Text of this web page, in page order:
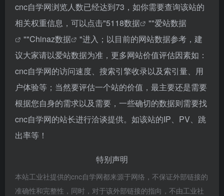
cnc自学网浏览人数已经达到73，如你需要查询该站的
相关权重信息，可以点击"5118数据 ""爱站数据
""Chinaz数据
"进入；以目前的网站数据参考，建
议大家请以爱站数据为准，更多网站价值评估因素如：
cnc自学网的访问速度、搜索引擎收录以及索引量、用
户体验等；当然要评估一个站的价值，最主要还是需要
根据您自身的需求以及需要，一些确切的数据则需要找
cnc自学网的站长进行洽谈提供。如该站的IP、PV、跳
出率等！
特别声明
本站工业社提供的cnc自学网都来源于网络，不保证外部链接的
准确性和完整性，同时，对于该外部链接的指向，不由工业社